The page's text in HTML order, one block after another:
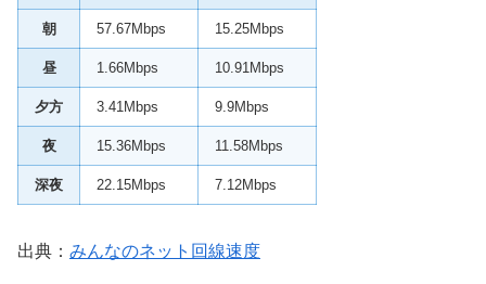
朝 57.67Mbps 15.25Mbps
昼 1.66Mbps 10.91Mbps
夕方 3.41Mbps 9.9Mbps
夜 15.36Mbps 11.58Mbps
深夜 22.15Mbps 7.12Mbps
出典： みんなのネット回線速度